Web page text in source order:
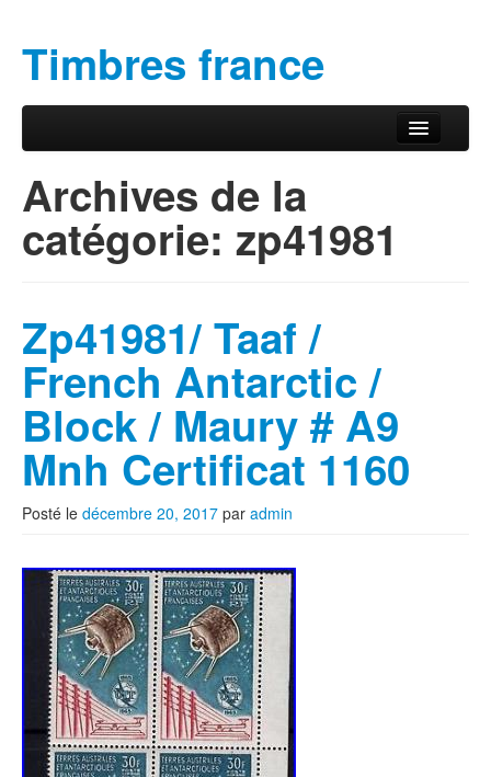
Timbres france
Menu principal
Archives de la
catégorie: zp41981
Zp41981/ Taaf /
French Antarctic /
Block / Maury # A9
Mnh Certificat 1160
Posté le décembre 20, 2017 par admin